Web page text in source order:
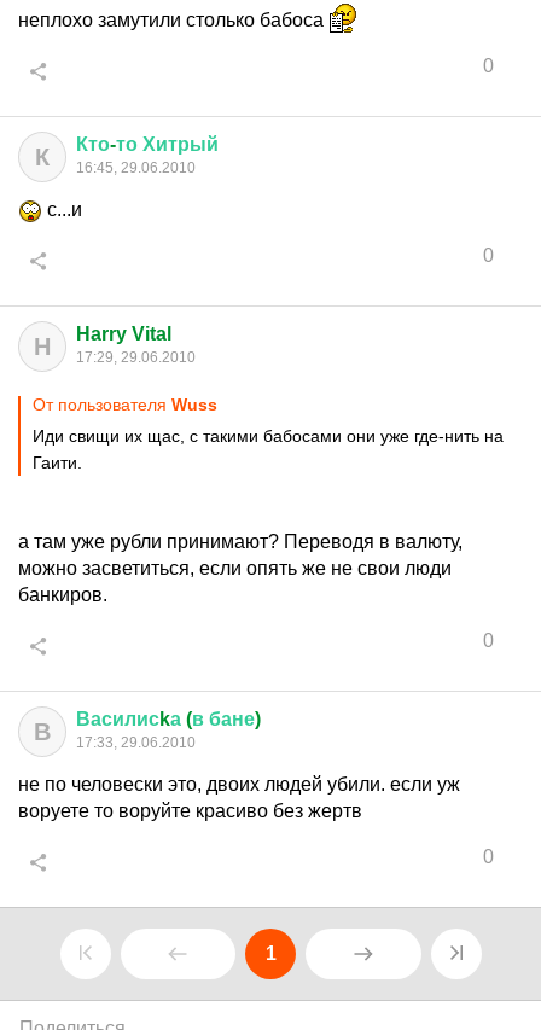
неплохо замутили столько бабоса
0
К Кто-то Хитрый
16:45, 29.06.2010
с...и
0
H Harry Vital
17:29, 29.06.2010
От пользователя Wuss
Иди свищи их щас, с такими бабосами они уже где-нить на
Гаити.
а там уже рубли принимают? Переводя в валюту,
можно засветиться, если опять же не свои люди
банкиров.
0
В Василисkа (в бане)
17:33, 29.06.2010
не по человески это, двоих людей убили. если уж
воруете то воруйте красиво без жертв
0
1